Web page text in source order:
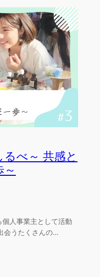
べ～ 共感と
人事業主として活動
会うたくさんの…